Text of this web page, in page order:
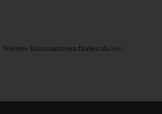
Weitere Informationen findest du hier.